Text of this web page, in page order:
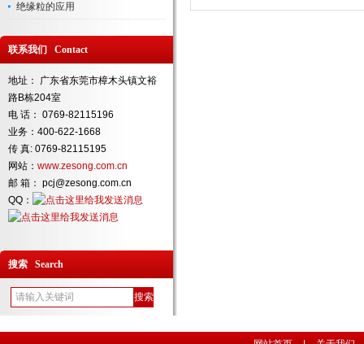
绝缘粒的应用
联系我们 Contact
地址： 广东省东莞市樟木头镇文裕
路B栋204室
电 话： 0769-82115196
业务：400-622-1668
传 真: 0769-82115195
网站： www.zesong.com.cn
邮 箱： pcj@zesong.com.cn
QQ：
搜索 Search